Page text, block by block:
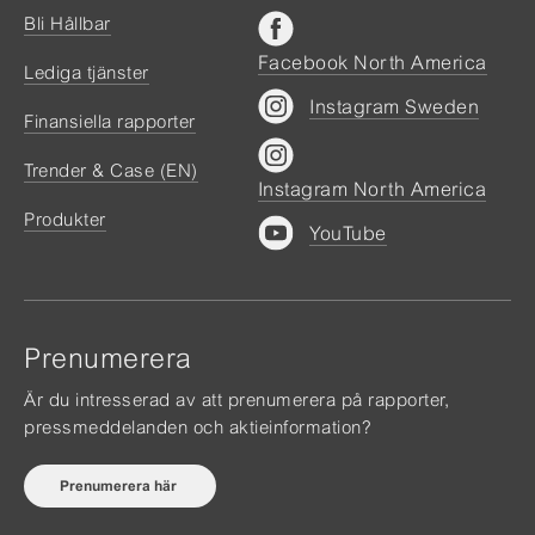
Bli Hållbar
Lediga tjänster
Finansiella rapporter
Trender & Case (EN)
Produkter
Prenumerera
Är du intresserad av att prenumerera på rapporter,
pressmeddelanden och aktieinformation?
Prenumerera här
Facebook North America
Instagram Sweden
Instagram North America
YouTube